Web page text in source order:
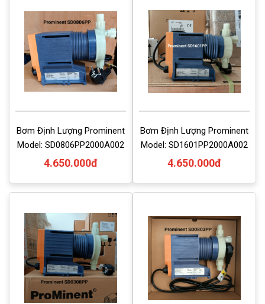
Bơm Định Lượng Prominent
Model: SD0806PP2000A002
4.650.000đ
Bơm Định Lượng Prominent
Model: SD1601PP2000A002
4.650.000đ